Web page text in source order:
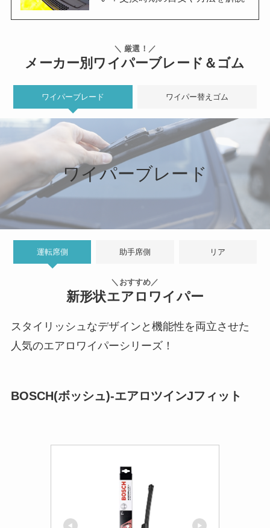
＼ 厳選！／
メーカー別ワイパーブレード＆ゴム
ワイパーブレード ワイパー替えゴム
ワイパーブレード
運転席側 助手席側 リア
＼おすすめ／
新形状エアロワイパー
スタイリッシュなデザインと機能性を両立させた
人気のエアロワイパーシリーズ！
BOSCH(ボッシュ)-エアロツインJフィット